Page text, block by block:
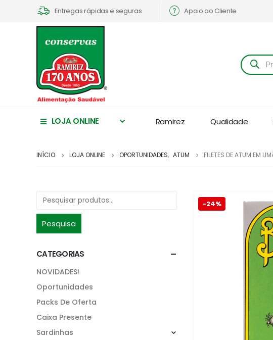
Entregas rápidas e seguras Apoio ao Cliente
search
LOJA ONLINE Ramirez Qualidade
INÍCIO LOJA ONLINE OPORTUNIDADES, ATUM FILETES DE ATUM EM
-24%
Pesquisa
CATEGORIAS
NOVIDADES!
Oportunidades
Packs De Oferta
Caixa Presente
Sardinhas